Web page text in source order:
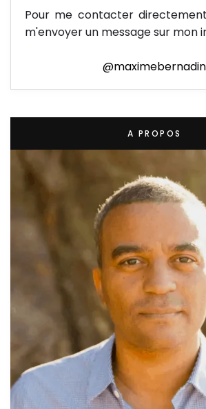
Pour me contacter
m'envoyer un message sur mon
@maximebernadin
A PROPOS